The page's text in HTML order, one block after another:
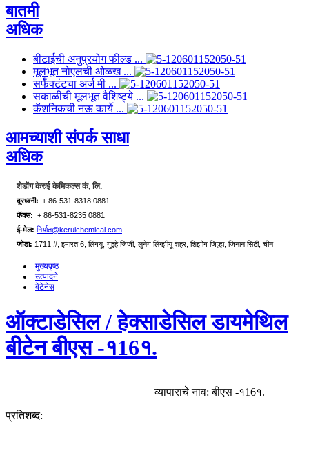
बातमी
अधिक
बीटाईची अनुप्रयोग फील्ड ...
मूलभूत नोएलची ओळख ...
सर्फॅक्टंटचा अर्ज मी ...
सकाळीची मूलभूत वैशिष्ट्ये ...
कॅशनिकची नऊ कार्ये ...
आमच्याशी संपर्क साधा
अधिक
शेडोंग केरुई केमिकल्स कं, लि.
दूरध्वनीः + 86-531-8318 0881
फॅक्स: + 86-531-8235 0881
ई-मेल: निर्यात@keruichemical.com
जोडा: 1711 #, इमारत 6, लिंगयू, गुइहे जिंजी, लुनेग लिंग्झीयू शहर, शिझोंग जिल्हा, जिनान सिटी, चीन
मुख्यपृष्ठ
उत्पादने
बेटेनेस
ऑक्टाडेसिल / हेक्साडेसिल डायमेथिल
बीटेन बीएस -१16१.
व्यापाराचे नाव: बीएस -१16१.
प्रतिशब्द: